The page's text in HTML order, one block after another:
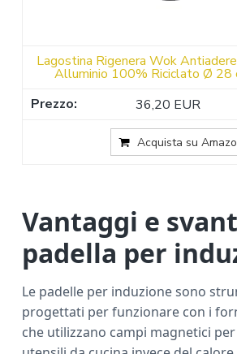
Lagostina Rigenera Wok
Alluminio 100% Riciclato Ø 28
36,20 EUR
Acquista su
Vantaggi e
padella per
Le padelle per induzione sono
progettati per funzionare con i
che utilizzano campi magnetici